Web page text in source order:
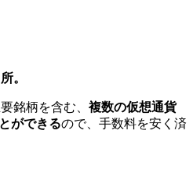
。
銘柄を含む、 複数の仮想通貨
ができるので、手数料を安く済